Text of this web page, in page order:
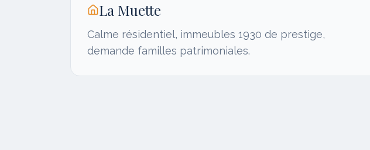
La Muette
Calme résidentiel, immeubles 1930 de prestige,
demande familles patrimoniales.